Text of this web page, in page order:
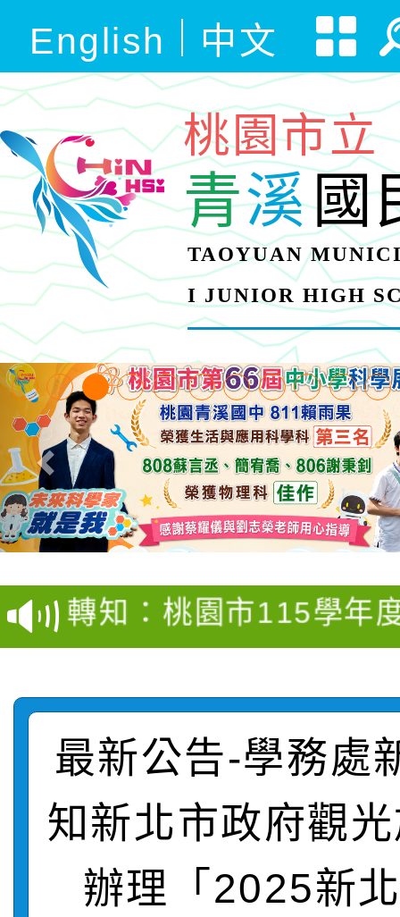
English 中文
桃園市立
青溪國
TAOYUAN
I JUNIOR HIGH
【甄選結果(第4招)】
學年度第1學期第9次代
結果(第4招)
【甄選結果(第12招)】
學年度第1學期第7次代
結果(第12招)
轉知：桃園市115學年
賽及師生本土語及新住
賽實施要點
轉知：「桃園市115學
比賽實施要點」
轉知：「115年金融知
動辦法」
轉知臺中市政府政風處
城市手牽手，綠能透明
畫影片一案
轉知：「115學年度全
劇比賽實施要點」及修
表
轉知：桃園市115年度
敬師藝文競賽』實施計
【甄選結果(第11招)】
最新公告-學務處
知新北市政府觀
辦理「2025新